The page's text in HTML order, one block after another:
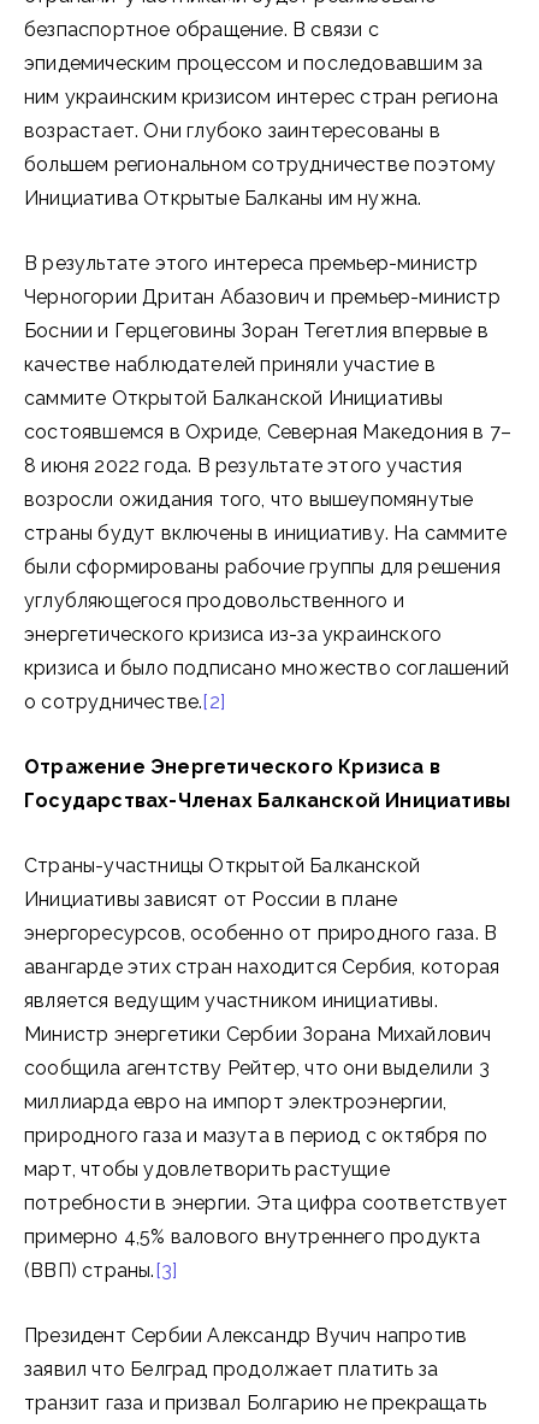
безпаспортное обращение. В связи с
эпидемическим процессом и последовавшим за
ним украинским кризисом интерес стран региона
возрастает. Они глубоко заинтересованы в
большем региональном сотрудничестве поэтому
Инициатива Открытые Балканы им нужна.
В результате этого интереса премьер-министр
Черногории Дритан Абазович и премьер-министр
Боснии и Герцеговины Зоран Тегетлия впервые в
качестве наблюдателей приняли участие в
саммите Открытой Балканской Инициативы
состоявшемся в Охриде, Северная Македония в 7–
8 июня 2022 года. В результате этого участия
возросли ожидания того, что вышеупомянутые
страны будут включены в инициативу. На саммите
были сформированы рабочие группы для решения
углубляющегося продовольственного и
энергетического кризиса из-за украинского
кризиса и было подписано множество соглашений
о сотрудничестве.[2]
Отражение Энергетического Кризиса в
Государствах-Членах Балканской Инициативы
Страны-участницы Открытой Балканской
Инициативы зависят от России в плане
энергоресурсов, особенно от природного газа. В
авангарде этих стран находится Сербия, которая
является ведущим участником инициативы.
Министр энергетики Сербии Зорана Михайлович
сообщила агентству Рейтер, что они выделили 3
миллиарда евро на импорт электроэнергии,
природного газа и мазута в период с октября по
март, чтобы удовлетворить растущие
потребности в энергии. Эта цифра соответствует
примерно 4,5% валового внутреннего продукта
(ВВП) страны.[3]
Президент Сербии Александр Вучич напротив
заявил что Белград продолжает платить за
транзит газа и призвал Болгарию не прекращать